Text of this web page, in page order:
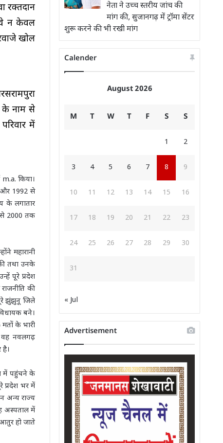
रक्तदान
वे न केवल
खोल
के नाम से
में
किया।
और 1992 से
के लगातार
से 2000 तक
महारानी
तथा उनके
पूरे प्रदेश
की
झुंझुनू जिले
बने।
के भारी
वह नवलगढ़
में पहुंचने के
प्रदेश भर में
अन्य राज्य
अस्पताल में
हो जाते
नेता ने उच्च स्तरीय जांच की
मांग की, सुजानगढ़ में ट्रॉमा सेंटर
शुरू करने की भी रखी मांग
Calender
August 2026
M T W T F S S
1 2
3 4 5 6 7 8 9
10 11 12 13 14 15 16
17 18 19 20 21 22 23
24 25 26 27 28 29 30
31
« Jul
Advertisement